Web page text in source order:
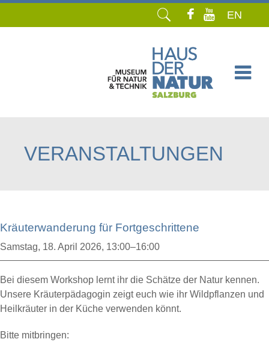
EN
VERANSTALTUNGEN
Kräuterwanderung für Fortgeschrittene
Samstag, 18. April 2026, 13:00–16:00
Bei diesem Workshop lernt ihr die Schätze der Natur kennen.
Unsere Kräuterpädagogin zeigt euch wie ihr Wildpflanzen und
Heilkräuter in der Küche verwenden könnt.
Bitte mitbringen: